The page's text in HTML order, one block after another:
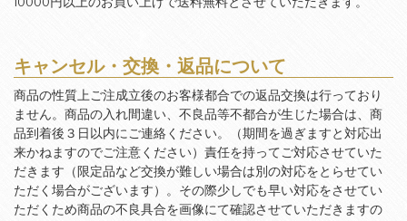
キャンセル・交換・返品について
商品の性質上ご注成立後のお客様都合での返品交換は行っており
ません。商品の入れ間違い、不良品等不都合が生じた場合は、商
品到着後３日以内にご連絡ください。（期間を過ぎますと対応出
来かねますのでご注意ください）責任を持ってご対応させていた
だきます（限定品など交換が難しい場合は別の対応をとらせてい
ただく場合がございます）。その際少しでも早い対応をさせてい
ただくため商品の不良具合を画像にて確認させていただきますの